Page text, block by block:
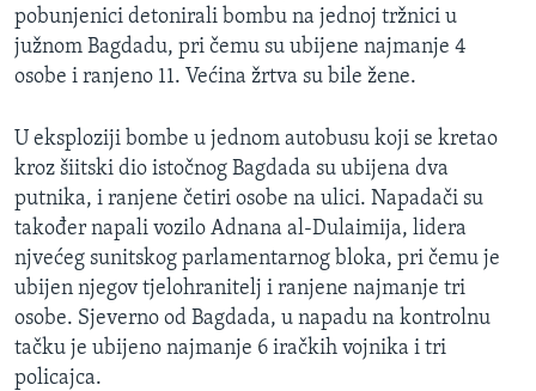
SLOBODA MEDIJA
ŽENSKA STRANA
MAGAZIN
O GLASU AMERIKE
Learning English
PRATITE NAS
pobunjenici detonirali bombu na jednoj tržnici u
južnom Bagdadu, pri čemu su ubijene najmanje 4
osobe i ranjeno 11. Većina žrtva su bile žene.
U eksploziji bombe u jednom autobusu koji se kretao
kroz šiitski dio istočnog Bagdada su ubijena dva
putnika, i ranjene četiri osobe na ulici. Napadači su
također napali vozilo Adnana al-Dulaimija, lidera
njvećeg sunitskog parlamentarnog bloka, pri čemu je
ubijen njegov tjelohranitelj i ranjene najmanje tri
osobe. Sjeverno od Bagdada, u napadu na kontrolnu
tačku je ubijeno najmanje 6 iračkih vojnika i tri
policajca.